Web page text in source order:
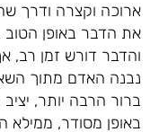
ארוכה וקצרה ודרך
את הדבר באופן
והדבר דורש זמן רב,
נבנה האדם מתוך
ברור הרבה יותר,
באופן מסודר, ממילא